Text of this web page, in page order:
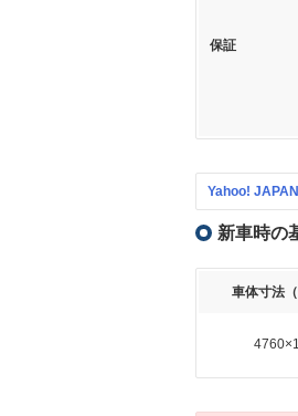
保証
Yahoo!
新車時の
車体寸法